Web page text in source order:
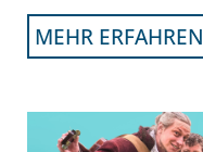
MEHR ERFAHREN